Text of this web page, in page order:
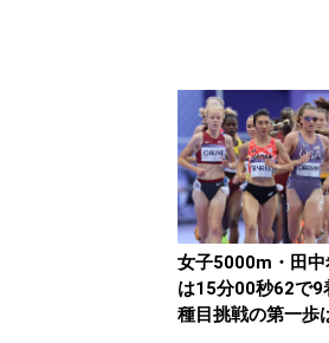
女子5000m・田中
は15分00秒62で9
種目挑戦の第一歩